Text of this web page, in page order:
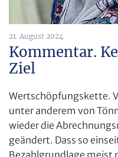
21. August 2024
Kommentar.
Ziel
Wertschöpfungskette.
unter anderem von
wieder die
geändert. Dass so